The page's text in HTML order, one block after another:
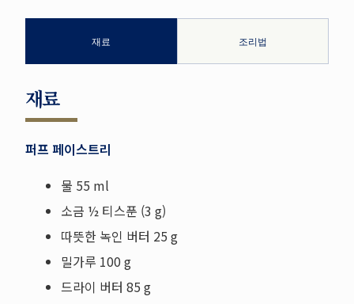
재료 조리법
재료
퍼프 페이스트리
물 55 ml
소금 ½ 티스푼 (3 g)
따뜻한 녹인 버터 25 g
밀가루 100 g
드라이 버터 85 g